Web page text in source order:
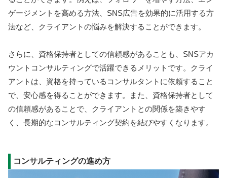
ゲージメントを高める方法、SNS広告を効果的に活用する方
法など、クライアントの悩みを解決することができます。
さらに、資格保持者としての信頼感があることも、SNSアカ
ウントコンサルティングで活躍できるメリットです。クライ
アントは、資格を持っているコンサルタントに依頼すること
で、安心感を得ることができます。また、資格保持者として
の信頼感があることで、クライアントとの関係を築きやす
く、長期的なコンサルティング契約を結びやすくなります。
コンサルティングの進め方